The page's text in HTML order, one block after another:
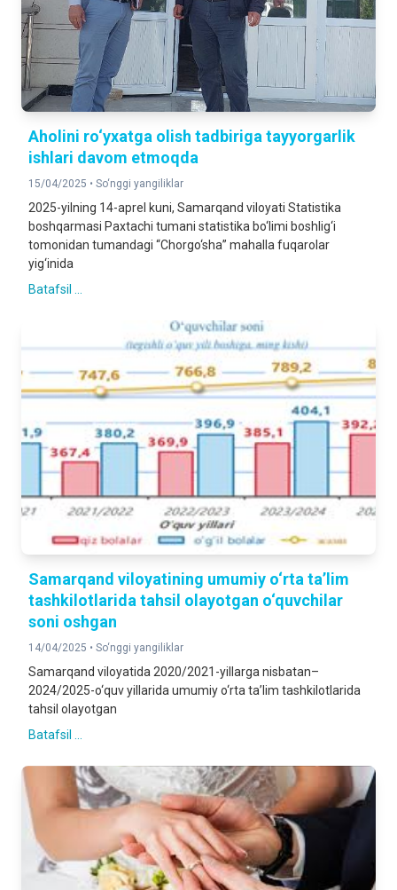
Aholini ro‘yxatga olish tadbiriga tayyorgarlik
ishlari davom etmoqda
15/04/2025 • So‘nggi yangiliklar
2025-yilning 14-aprel kuni, Samarqand viloyati Statistika
boshqarmasi Paxtachi tumani statistika bo‘limi boshlig‘i
tomonidan tumandagi “Chorgo‘sha” mahalla fuqarolar
yig‘inida
Batafsil ...
Samarqand viloyatining umumiy o‘rta ta’lim
tashkilotlarida tahsil olayotgan o‘quvchilar
soni oshgan
14/04/2025 • So‘nggi yangiliklar
Samarqand viloyatida 2020/2021-yillarga nisbatan–
2024/2025-o‘quv yillarida umumiy o‘rta ta’lim tashkilotlarida
tahsil olayotgan
Batafsil ...